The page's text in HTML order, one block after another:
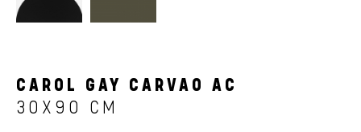
CAROL GAY CARVAO AC
30X90 CM